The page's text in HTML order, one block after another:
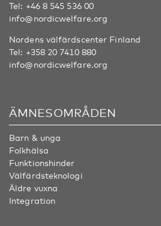
Tel: +46 8 545 536 00
info@nordicwelfare.org
Nordens välfärdscenter Finland
Tel: +358 20 7410 880
info@nordicwelfare.org
ÄMNESOMRÅDEN
Barn & unga
Folkhälsa
Funktionshinder
Välfärdsteknologi
Äldre vuxna
Integration